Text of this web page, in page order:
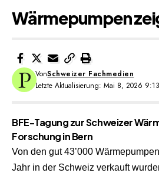
Wärmepumpen
Letzte Aktualisierung: Mai 8, 2026
VonSchweizer Fachmedien
BFE-Tagung zur Schweizer
Forschung in Bern
Von den gut 43’000
Jahr in der Schweiz verkauft